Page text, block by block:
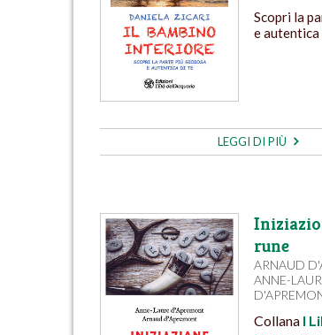
Scopri la
e autentica
LEGGI DI PIÙ
rune
ARNAUD
ANNE-
Collana I